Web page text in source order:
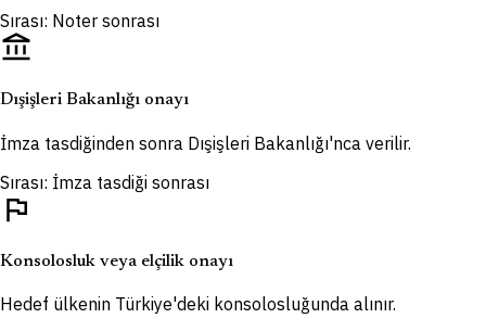
Sırası: Noter sonrası
account_balance
Dışişleri Bakanlığı onayı
İmza tasdiğinden sonra Dışişleri Bakanlığı'nca verilir.
Sırası: İmza tasdiği sonrası
flag
Konsolosluk veya elçilik onayı
Hedef ülkenin Türkiye'deki konsolosluğunda alınır.